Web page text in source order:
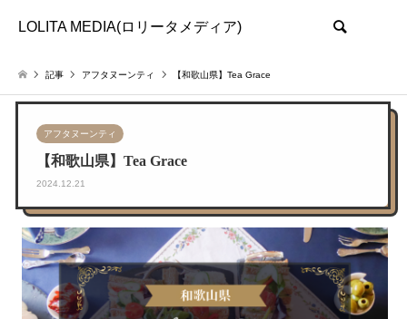
LOLITA MEDIA(ロリータメディア)
記事 アフタヌーンティ 【和歌山県】Tea Grace
アフタヌーンティ
【和歌山県】Tea Grace
2024.12.21